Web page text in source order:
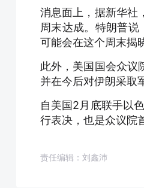
消息面上，据新华社
周末达成。特朗普
可能会在这个周末揭
此外，美国国会众议
并在今后对伊朗采取
自美国2月底联手以
行表决，也是众议院
责任编辑：刘鑫沛